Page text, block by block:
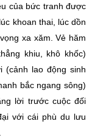
của bức tranh được
khoan thai, lúc dồn
xa xăm. Vẻ hăm
khiu, khô khốc)
(cảnh lao động sinh
bắc ngang sông)
lời trước cuộc đối
với cái phù du lưu